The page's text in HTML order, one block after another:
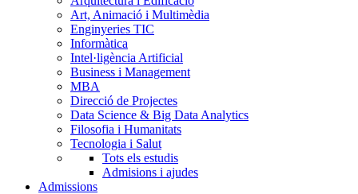
Art, Animació i Multimèdia
Enginyeries TIC
Informàtica
Intel·ligència Artificial
Business i Management
MBA
Direcció de Projectes
Data Science & Big Data Analytics
Filosofia i Humanitats
Tecnologia i Salut
Tots els estudis
Admisions i ajudes
Admissions